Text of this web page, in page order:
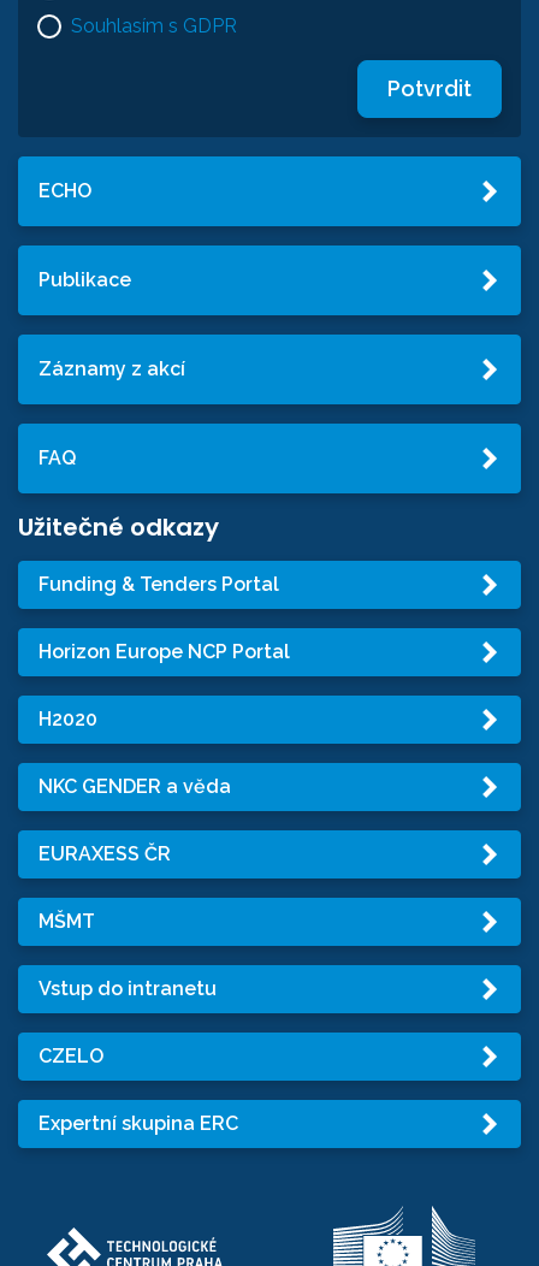
Souhlasím s GDPR
Potvrdit
ECHO
Publikace
Záznamy z akcí
FAQ
Užitečné odkazy
Funding & Tenders Portal
Horizon Europe NCP Portal
H2020
NKC GENDER a věda
EURAXESS ČR
MŠMT
Vstup do intranetu
CZELO
Expertní skupina ERC